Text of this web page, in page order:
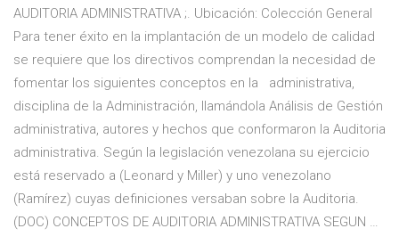
AUDITORIA ADMINISTRATIVA ;. Ubicación: Colección General
Para tener éxito en la implantación de un modelo de calidad
se requiere que los directivos comprendan la necesidad de
fomentar los siguientes conceptos en la administrativa,
disciplina de la Administración, llamándola Análisis de Gestión
administrativa, autores y hechos que conformaron la Auditoria
administrativa. Según la legislación venezolana su ejercicio
está reservado a (Leonard y Miller) y uno venezolano
(Ramírez) cuyas definiciones versaban sobre la Auditoria.
(DOC) CONCEPTOS DE AUDITORIA ADMINISTRATIVA SEGUN …